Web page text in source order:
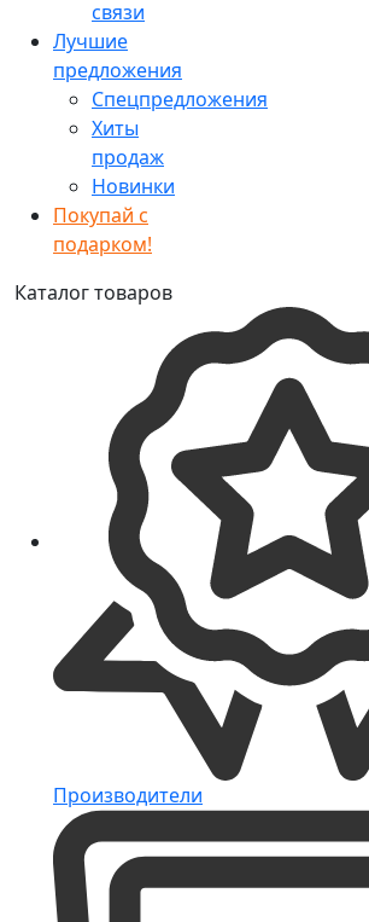
связи
Лучшие
предложения
Спецпредложения
Хиты
продаж
Новинки
Покупай с
подарком!
Каталог товаров
Производители